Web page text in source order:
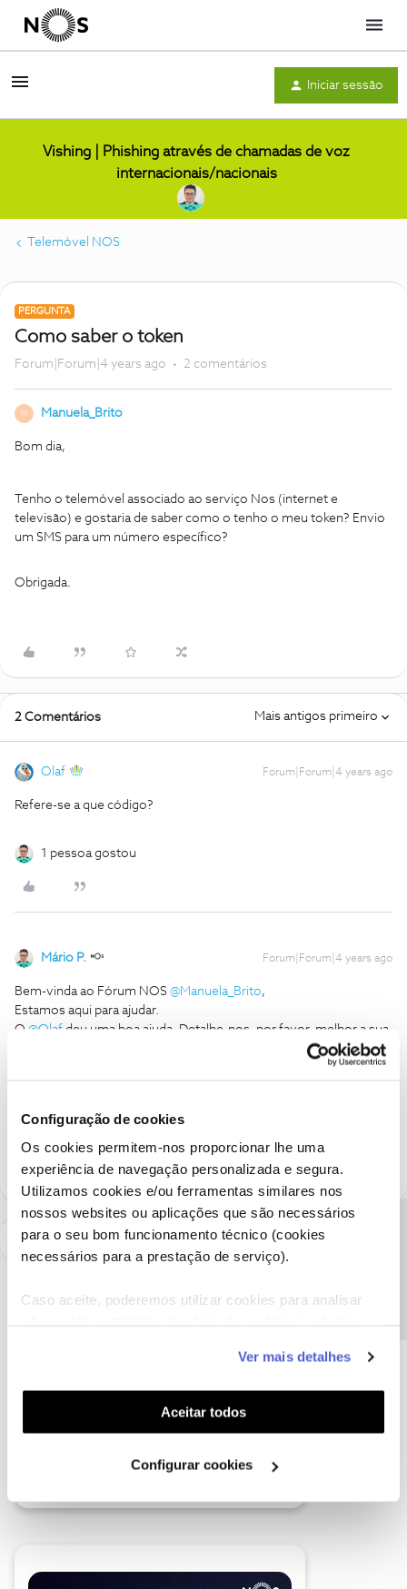
Configuração de cookies
Os cookies permitem-nos proporcionar lhe uma
experiência de navegação personalizada e segura.
Utilizamos cookies e/ou ferramentas similares nos
nossos websites ou aplicações que são necessários
para o seu bom funcionamento técnico (cookies
necessários para a prestação de serviço).
Caso aceite, poderemos utilizar cookies para analisar
funcionalidades (cookies de personalização e
funcionalidade) e adaptar anúncios aos seus interesses
(cookies de publicidade personalizada). Pode gerir a
utilização dos cookies clicando em "Configurar
Ver mais detalhes
Aceitar todos
Configurar cookies
Menu
Iniciar sessão
Vishing | Phishing através de chamadas de voz
internacionais/nacionais
Telemóvel NOS
PERGUNTA
Como saber o token
Forum|Forum|4 years ago 2 comentários
M Manuela_Brito
Bom dia,
Tenho o telemóvel associado ao serviço Nos (internet e
televisão) e gostaria de saber como o tenho o meu token? Envio
um SMS para um número específico?
Obrigada.
2 Comentários Mais antigos primeiro
Olaf Forum|Forum|4 years ago
Refere-se a que código?
1 pessoa gostou
Mário P. Forum|Forum|4 years ago
Bem-vinda ao Fórum NOS @Manuela_Brito,
Estamos aqui para ajudar.
​​O @Olaf deu uma boa ajuda. Detalhe-nos, por favor, melhor a sua
Ajude a comunidade a encontrar informação relevante. Marque
como "Melhor Resposta" e faça "Like" nos melhores comentários.